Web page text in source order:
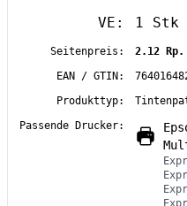
VE:
1 Stk
Seitenpreis:
2.12 Rp.
EAN / GTIN:
Produkttyp:
Passende Drucker: